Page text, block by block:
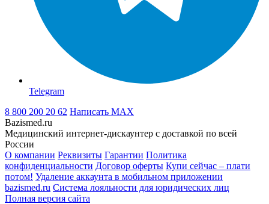
Telegram
8 800 200 20 62 Написать MAX
Bazismed.ru
Медицинский интернет-дискаунтер с доставкой по всей
России
О компании Реквизиты Гарантии Политика
конфиденциальности Договор оферты Купи сейчас – плати
потом! Удаление аккаунта в мобильном приложении
bazismed.ru Система лояльности для юридических лиц
Полная версия сайта